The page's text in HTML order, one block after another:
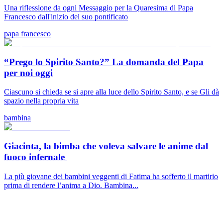
Una riflessione da ogni Messaggio per la Quaresima di Papa
Francesco dall'inizio del suo pontificato
papa francesco
“Prego lo Spirito Santo?” La domanda del Papa
per noi oggi
Ciascuno si chieda se si apre alla luce dello Spirito Santo, e se Gli dà
spazio nella propria vita
bambina
Giacinta, la bimba che voleva salvare le anime dal
fuoco infernale
La più giovane dei bambini veggenti di Fatima ha sofferto il martirio
prima di rendere l’anima a Dio. Bambina...